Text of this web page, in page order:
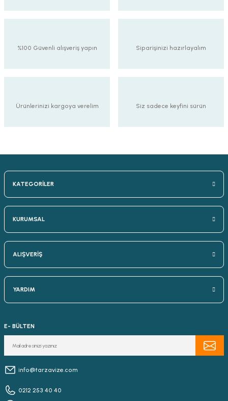
%100 Güvenli alışveriş yapın Siparişinizi hazırlayalım
Ürünlerinizi kargoya verelim Siz sadece keyfini sürün
KATEGORİLER
KURUMSAL
ALIŞVERİŞ
YARDIM
E- BÜLTEN
info@tarzavize.com
0212 253 40 40